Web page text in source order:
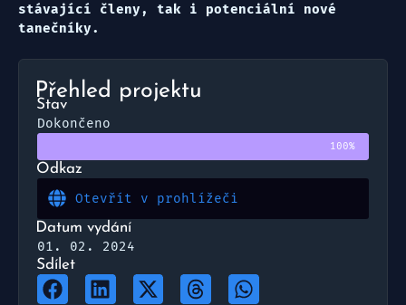
Přehled projektu
Stav
Dokončeno
100%
Odkaz
Otevřít v prohlížeči
Datum vydání
01. 02. 2024
Sdílet
stávající členy, tak i potenciální nové
tanečníky.